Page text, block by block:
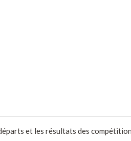
et les résultats des